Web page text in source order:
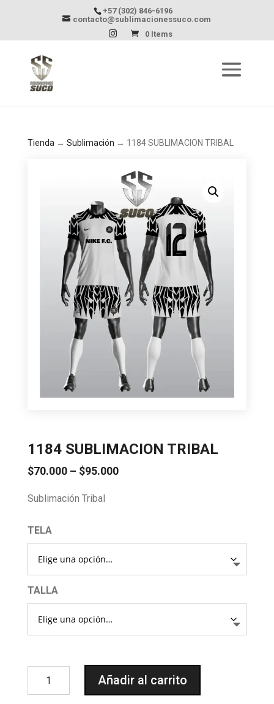
+57 (302) 846-6196
contacto@sublimacionessuco.com
0 Items
Tienda → Sublimación → 1184 SUBLIMACION TRIBAL
1184 SUBLIMACION TRIBAL
$70.000 – $95.000Price
Sublimación Tribal
TELA
TALLA
SUBLIMACION
Añadir al carrito